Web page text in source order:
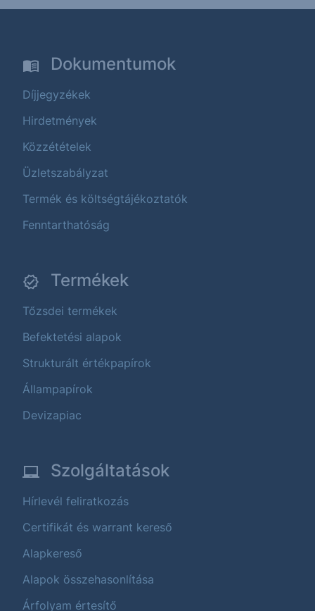
Dokumentumok
Díjjegyzékek
Hirdetmények
Közzétételek
Üzletszabályzat
Termék és költségtájékoztatók
Fenntarthatóság
Termékek
Tőzsdei termékek
Befektetési alapok
Strukturált értékpapírok
Állampapírok
Devizapiac
Szolgáltatások
Hírlevél feliratkozás
Certifikát és warrant kereső
Alapkereső
Alapok összehasonlítása
Árfolyam értesítő